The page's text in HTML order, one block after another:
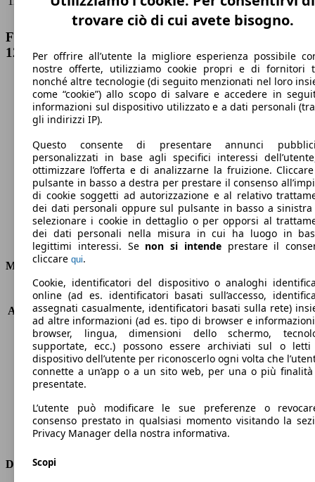
PS)
Ford Focus SW 1.0 ecoboost h ST-Line Design
125cv powershift Dati tecnici
193 km/h
Velocità massima
Elettrica/Benzina
Carburante
Motore e Prestazioni
KW (PS)
92 kW (125 PS)
Accelerazione (0-100 km/h) 10.4s
Velocità massima (km/h)
193 km/h
Numero di marce
7
Coppia
170 nm
Cilindrata
999 ccm
Carburante
Cilindri
3
Trasmissione
Automatico
Tipo di trazione
trazione anteriore
Dimensioni
trovare ciò di cui avete bisogno.
Per offrire all’utente la migliore esperienza possibile
nostre offerte, utilizziamo cookie propri e di fornitori
nonché altre tecnologie (di seguito menzionati nel loro
come “cookie”) allo scopo di salvare e accedere in
informazioni sul dispositivo utilizzato e a dati personali
gli indirizzi IP).
Questo consente di presentare annunci
personalizzati in base agli specifici interessi
ottimizzare l’offerta e di analizzarne la fruizione.
pulsante in basso a destra per prestare il consenso
di cookie soggetti ad autorizzazione e al relativo
dei dati personali oppure sul pulsante in basso a
selezionare i cookie in dettaglio o per opporsi al
dei dati personali nella misura in cui ha luogo in
legittimi interessi. Se non si intendeprestare il
cliccare qui.
Cookie, identificatori del dispositivo o analoghi
online (ad es. identificatori basati sull’accesso,
assegnati casualmente, identificatori basati sulla rete)
ad altre informazioni (ad es. tipo di browser e
browser, lingua, dimensioni dello schermo,
supportate, ecc.) possono essere archiviati sul o
dispositivo dell’utente per riconoscerlo ogni volta che
connette a un’app o a un sito web, per una o più
presentate.
L’utente può modificare le sue preferenze o
consenso prestato in qualsiasi momento visitando la
Privacy Manager della nostra informativa.
Scopi